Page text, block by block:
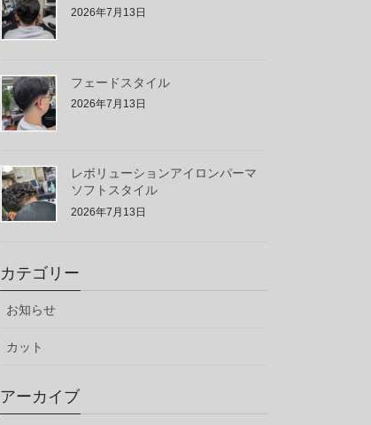
2026年7月13日
フェードスタイル
2026年7月13日
レボリューションアイロンパーマ
ソフトスタイル
2026年7月13日
カテゴリー
お知らせ
カット
アーカイブ